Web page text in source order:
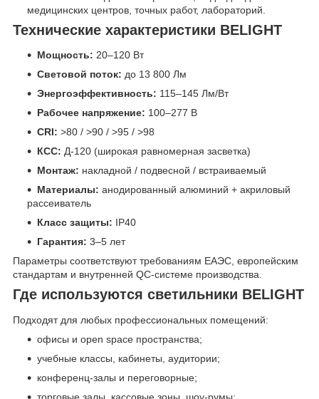
медицинских центров, точных работ, лабораторий.
Технические характеристики BELIGHT
Мощность: 20–120 Вт
Световой поток: до 13 800 Лм
Энергоэффективность: 115–145 Лм/Вт
Рабочее напряжение: 100–277 В
CRI: >80 / >90 / >95 / >98
КСС: Д-120 (широкая равномерная засветка)
Монтаж: накладной / подвесной / встраиваемый
Материалы: анодированный алюминий + акриловый
рассеиватель
Класс защиты: IP40
Гарантия: 3–5 лет
Параметры соответствуют требованиям ЕАЭС, европейским
стандартам и внутренней QC-системе производства.
Где используются светильники BELIGHT
Подходят для любых профессиональных помещений:
офисы и open space пространства;
учебные классы, кабинеты, аудитории;
конференц-залы и переговорные;